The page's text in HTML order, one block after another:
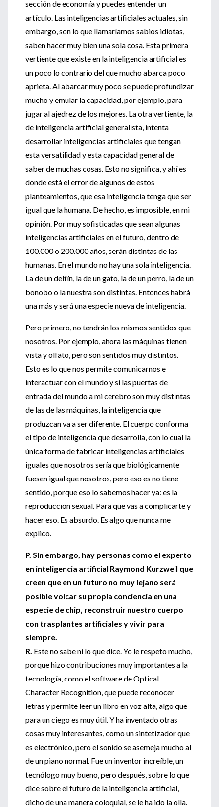
sección de economía y puedes entender un
artículo. Las inteligencias artificiales actuales, sin
embargo, son lo que llamaríamos sabios idiotas,
saben hacer muy bien una sola cosa. Esta primera
vertiente que existe en la inteligencia artificial es
un poco lo contrario del que mucho abarca poco
aprieta. Al abarcar muy poco se puede profundizar
mucho y emular la capacidad, por ejemplo, para
jugar al ajedrez de los mejores. La otra vertiente, la
de inteligencia artificial generalista, intenta
desarrollar inteligencias artificiales que tengan
esta versatilidad y esta capacidad general de
saber de muchas cosas. Esto no significa, y ahí es
donde está el error de algunos de estos
planteamientos, que esa inteligencia tenga que ser
igual que la humana. De hecho, es imposible, en mi
opinión. Por muy sofisticadas que sean algunas
inteligencias artificiales en el futuro, dentro de
100.000 o 200.000 años, serán distintas de las
humanas. En el mundo no hay una sola inteligencia.
La de un delfín, la de un gato, la de un perro, la de un
bonobo o la nuestra son distintas. Entonces habrá
una más y será una especie nueva de inteligencia.
Pero primero, no tendrán los mismos sentidos que
nosotros. Por ejemplo, ahora las máquinas tienen
vista y olfato, pero son sentidos muy distintos.
Esto es lo que nos permite comunicarnos e
interactuar con el mundo y si las puertas de
entrada del mundo a mi cerebro son muy distintas
de las de las máquinas, la inteligencia que
produzcan va a ser diferente. El cuerpo conforma
el tipo de inteligencia que desarrolla, con lo cual la
única forma de fabricar inteligencias artificiales
iguales que nosotros sería que biológicamente
fuesen igual que nosotros, pero eso es no tiene
sentido, porque eso lo sabemos hacer ya: es la
reproducción sexual. Para qué vas a complicarte y
hacer eso. Es absurdo. Es algo que nunca me
explico.
P. Sin embargo, hay personas como el experto
en inteligencia artificial Raymond Kurzweil que
creen que en un futuro no muy lejano será
posible volcar su propia conciencia en una
especie de chip, reconstruir nuestro cuerpo
con trasplantes artificiales y vivir para
siempre.
R. Este no sabe ni lo que dice. Yo le respeto mucho,
porque hizo contribuciones muy importantes a la
tecnología, como el software de Optical
Character Recognition, que puede reconocer
letras y permite leer un libro en voz alta, algo que
para un ciego es muy útil. Y ha inventado otras
cosas muy interesantes, como un sintetizador que
es electrónico, pero el sonido se asemeja mucho al
de un piano normal. Fue un inventor increíble, un
tecnólogo muy bueno, pero después, sobre lo que
dice sobre el futuro de la inteligencia artificial,
dicho de una manera coloquial, se le ha ido la olla.